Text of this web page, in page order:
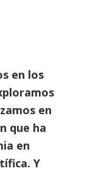
en los
en
que ha
en
Y